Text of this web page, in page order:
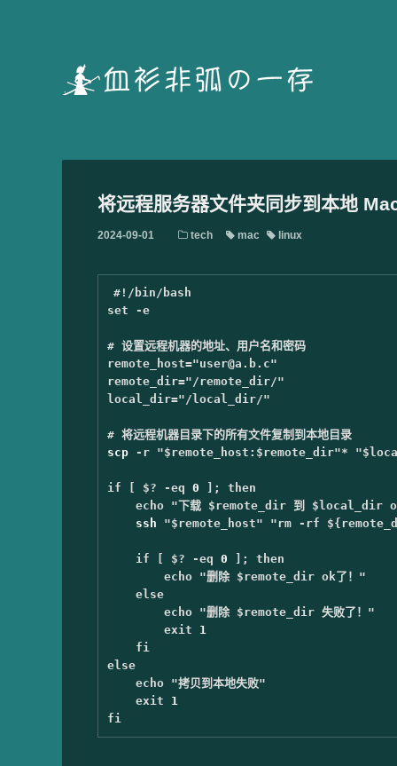
将远程服务器文件夹同步到本地
2024-09-01 tech mac linux
#!/bin/bash
set
-e
# 设置远程机器的地址、用户名和密码
remote_host="user@a.b.c"
remote_dir="/remote_dir/"
local_dir="/local_dir/"
# 将远程机器目录下的所有文件复制到本地目录
scp
-r "$remote_host : $remote_dir"* "
if $? -eq 0 ;
then
echo "下载 $remote_dir 到 $local_dir
    ssh
"$remote_host" "rm -rf ${
if $? -eq 0 ;
then
echo "删除 $remote_dir ok了！"
else
echo "删除 $remote_dir 失败了！"
exit 1
fi
else
echo "拷贝到本地失败"
exit
fi